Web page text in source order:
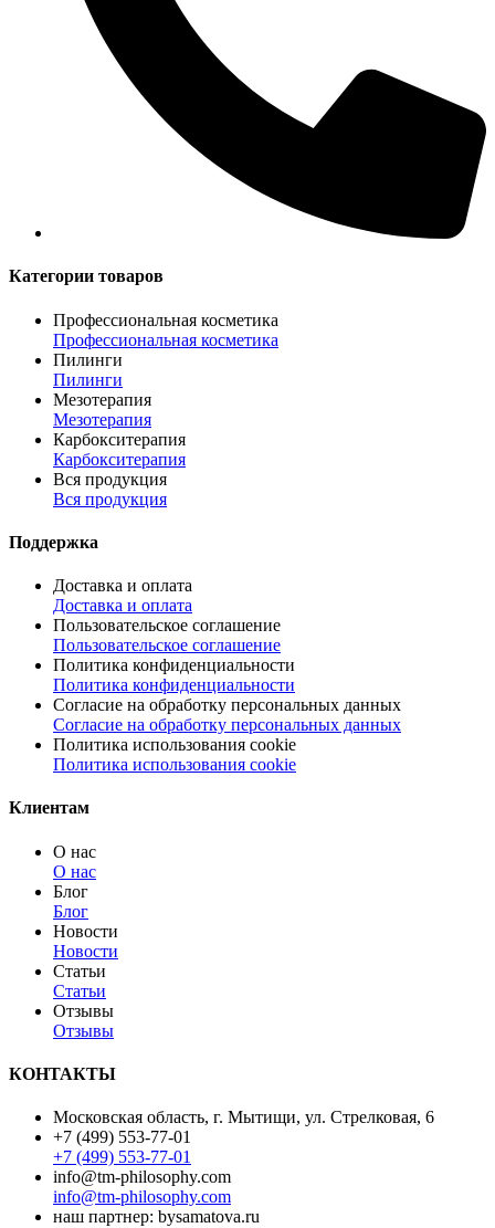
Категории товаров
Профессиональная косметика
Профессиональная косметика
Пилинги
Пилинги
Мезотерапия
Мезотерапия
Карбокситерапия
Карбокситерапия
Вся продукция
Вся продукция
Поддержка
Доставка и оплата
Доставка и оплата
Пользовательское соглашение
Пользовательское соглашение
Политика конфиденциальности
Политика конфиденциальности
Согласие на обработку персональных данных
Согласие на обработку персональных данных
Политика использования cookie
Политика использования cookie
Клиентам
О нас
О нас
Блог
Блог
Новости
Новости
Статьи
Статьи
Отзывы
Отзывы
КОНТАКТЫ
Московская область, г. Мытищи, ул. Стрелковая, 6
+7 (499) 553-77-01
+7 (499) 553-77-01
info@tm-philosophy.com
info@tm-philosophy.com
наш партнер: bysamatova.ru